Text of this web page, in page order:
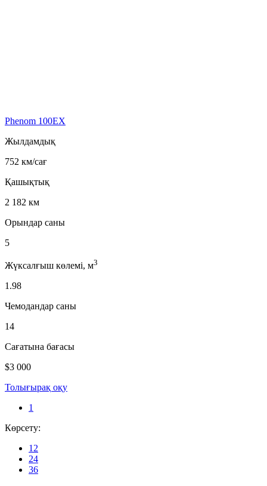
Phenom 100EX
Жылдамдық
752 км/сағ
Қашықтық
2 182 км
Орындар саны
5
Жүксалғыш көлемі, м3
1.98
Чемодандар саны
14
Сағатына бағасы
$3 000
Толығырақ оқу
1
Көрсету:
12
24
36